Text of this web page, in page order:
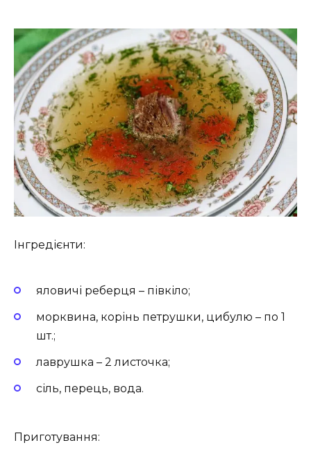
Інгредієнти:
яловичі реберця – півкіло;
морквина, корінь петрушки, цибулю – по 1
шт.;
лаврушка – 2 листочка;
сіль, перець, вода.
Приготування: